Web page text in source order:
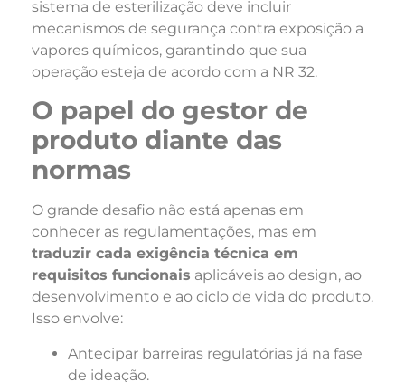
sistema de esterilização deve incluir
mecanismos de segurança contra exposição a
vapores químicos, garantindo que sua
operação esteja de acordo com a NR 32.
O papel do gestor de
produto diante das
normas
O grande desafio não está apenas em
conhecer as regulamentações, mas em
traduzir cada exigência técnica em
requisitos funcionais aplicáveis ao design, ao
desenvolvimento e ao ciclo de vida do produto.
Isso envolve:
Antecipar barreiras regulatórias já na fase
de ideação.